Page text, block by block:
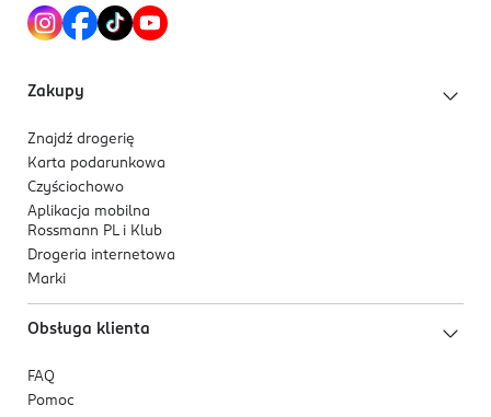
Zakupy
Znajdź drogerię
Karta podarunkowa
Czyściochowo
Aplikacja mobilna
Rossmann PL i Klub
Drogeria internetowa
Marki
Obsługa klienta
FAQ
Pomoc